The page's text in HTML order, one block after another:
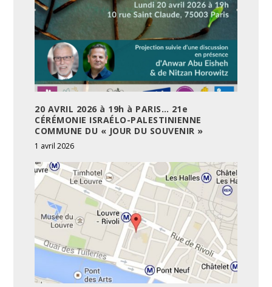
20 AVRIL 2026 à 19h à PARIS… 21e
CÉRÉMONIE ISRAÉLO-PALESTINIENNE
COMMUNE DU « JOUR DU SOUVENIR »
1 avril 2026